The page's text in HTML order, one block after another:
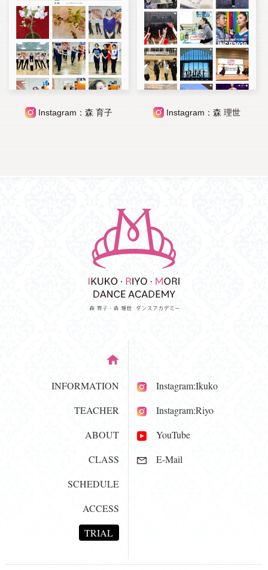
Instagram：森 育子 Instagram：森 理世
INFORMATION
TEACHER
ABOUT
CLASS
SCHEDULE
ACCESS
TRIAL
Instagram:Ikuko
Instagram:Riyo
YouTube
E-Mail